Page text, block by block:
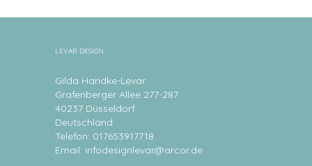
LEVAR DESIGN
Gilda Handke-Levar
Grafenberger Allee 277-287
40237 Düsseldorf
Deutschland
Telefon: 017653917718
Email: infodesignlevar@arcor.de